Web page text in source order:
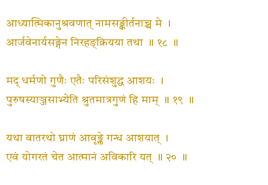
आध्यात्मिकानुश्रवणात् नामसङ्कीर्तनाच्च मे ।
आर्जवेनार्यसङ्गेन निरहङ्‌क्रियया तथा ॥ १८ ॥
मद् धर्मणो गुणैः एतैः परिसंशुद्ध आशयः ।
पुरुषस्याञ्जसाभ्येति श्रुतमात्रगुणं हि माम् ॥ १९ ॥
यथा वातरथो घ्राणं आवृङ्क्ते गन्ध आशयात् ।
एवं योगरतं चेत आत्मानं अविकारि यत् ॥ २० ॥